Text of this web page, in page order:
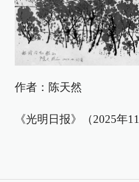
作者：陈天然
《光明日报》（2025年